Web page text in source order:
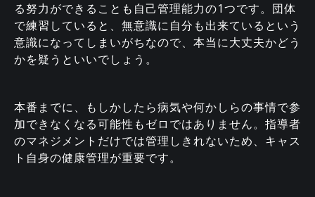
る努力ができることも自己管理能力の1つです。団体
で練習していると、無意識に自分も出来ているという
意識になってしまいがちなので、本当に大丈夫かどう
かを疑うといいでしょう。
本番までに、もしかしたら病気や何かしらの事情で参
加できなくなる可能性もゼロではありません。指導者
のマネジメントだけでは管理しきれないため、キャス
ト自身の健康管理が重要です。